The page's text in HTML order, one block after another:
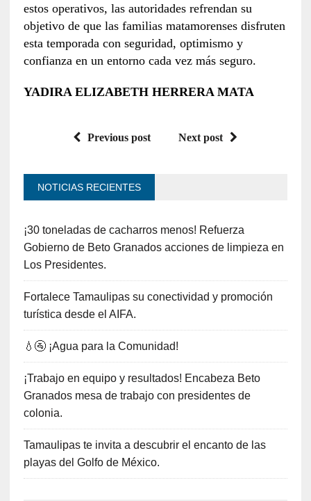
estos operativos, las autoridades refrendan su
objetivo de que las familias matamorenses disfruten
esta temporada con seguridad, optimismo y
confianza en un entorno cada vez más seguro.
YADIRA ELIZABETH HERRERA MATA
Previous post Next post
NOTICIAS RECIENTES
¡30 toneladas de cacharros menos! Refuerza
Gobierno de Beto Granados acciones de limpieza en
Los Presidentes.
Fortalece Tamaulipas su conectividad y promoción
turística desde el AIFA.
💧🚰 ¡Agua para la Comunidad!
¡Trabajo en equipo y resultados! Encabeza Beto
Granados mesa de trabajo con presidentes de
colonia.
Tamaulipas te invita a descubrir el encanto de las
playas del Golfo de México.